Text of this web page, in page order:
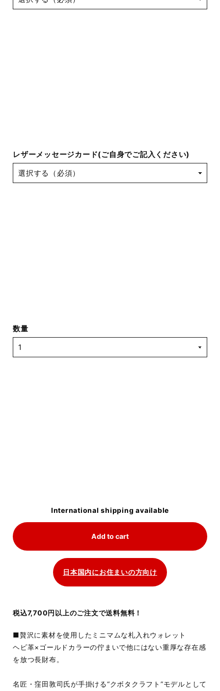
レザーメッセージカード(ご自身でご記入ください)
数量
International shipping available
Add to cart
日本国内にお住まいの方向け
税込7,700円以上のご注文で送料無料！
■贅沢に素材を使用したミニマムな札入れウォレット
ヘビ革×ゴールドカラーの佇まいで他にはない重厚な存在感
を放つ長財布。
名匠・窪田敦司氏が手掛ける“クボタクラフト”モデルとして